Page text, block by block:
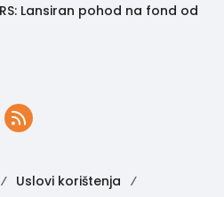
Lansiran pohod na fond od
Uslovi korištenja